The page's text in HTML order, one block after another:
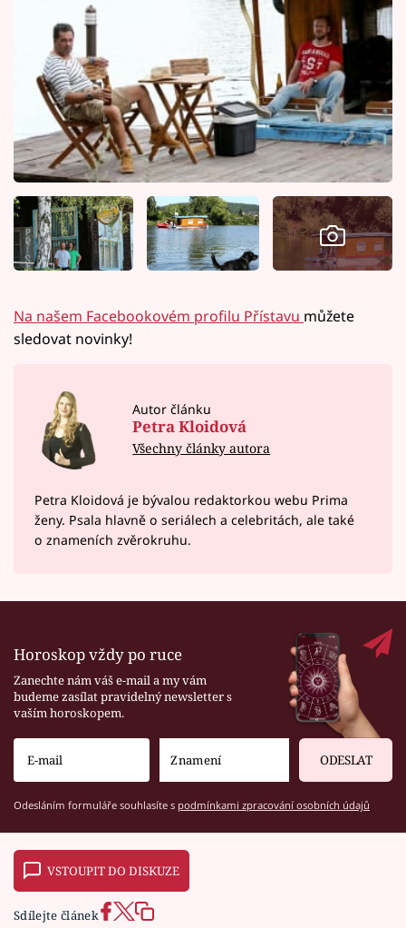
Na našem Facebookovém profilu Přístavu můžete
sledovat novinky!
Autor článku
Petra Kloidová
Všechny články autora
Petra Kloidová je bývalou redaktorkou webu Prima
ženy. Psala hlavně o seriálech a celebritách, ale také
o znameních zvěrokruhu.
Horoskop vždy po ruce
Zanechte nám váš e-mail a my vám
budeme zasílat pravidelný newsletter s
vaším horoskopem.
ODESLAT
Odesláním formuláře souhlasíte s podmínkami zpracování osobních údajů
VSTOUPIT DO DISKUZE
Sdílejte článek